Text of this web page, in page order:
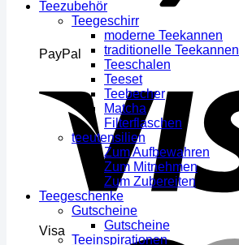
PayPal
Visa
Teezubehör
Teegeschirr
moderne Teekannen
traditionelle Teekannen
Teeschalen
Teeset
Teebecher
Matcha
Filterflaschen
teeutensilien
Zum Aufbewahren
Zum Mitnehmen
Zum Zubereiten
Teegeschenke
Gutscheine
Gutscheine
Teeinspirationen